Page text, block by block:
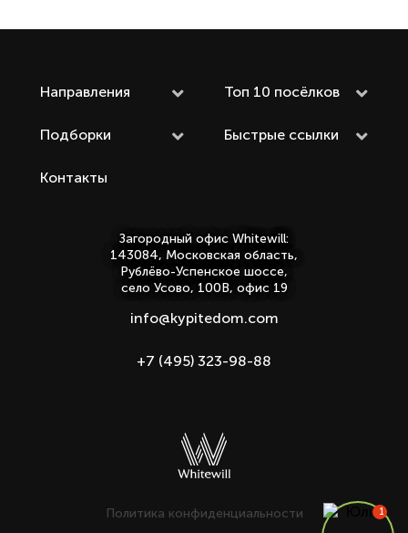
Направления Топ 10 посёлков
Подборки Быстрые ссылки
Контакты
Загородный офис Whitewill:
143084, Московская область,
Рублёво-Успенское шоссе,
село Усово, 100В, офис 19
info@kypitedom.com
+7 (495) 323-98-88
Политика конфиденциальности